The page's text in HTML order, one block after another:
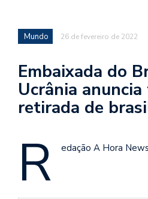
Mundo 26 de fevereiro de 2022
Embaixada do
Ucrânia
retirada de
R edação A Hora News